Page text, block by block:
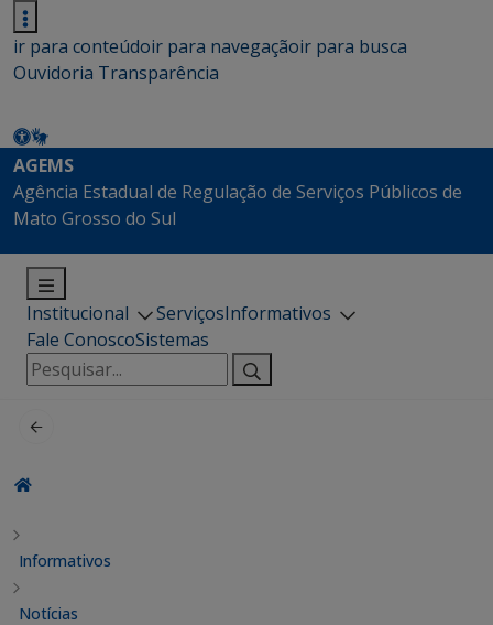
ir para conteúdoir para navegaçãoir para busca
Ouvidoria Transparência
AGEMS
Agência Estadual de Regulação de Serviços Públicos de
Mato Grosso do Sul
Institucional ServiçosInformativos
Fale ConoscoSistemas
Pesquisar
por:
Informativos
Notícias